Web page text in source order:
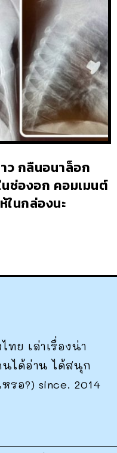
กลืนอนาล็อก
ช่องอก คอมเมนต์
ในกล่องนะ
ทย เล่าเรื่องน่า
ได้อ่าน ได้สนุก
หรอ?) since. 2014